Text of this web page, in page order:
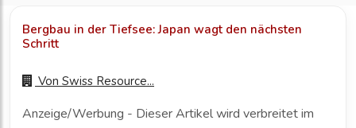
Bergbau in der Tiefsee: Japan wagt den nächsten
Schritt
Von Swiss Resource...
Anzeige/Werbung - Dieser Artikel wird verbreitet im